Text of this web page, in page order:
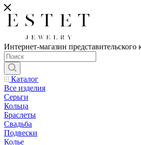
Интернет-магазин представительского
Каталог
Все изделия
Серьги
Кольца
Браслеты
Свадьба
Подвески
Колье